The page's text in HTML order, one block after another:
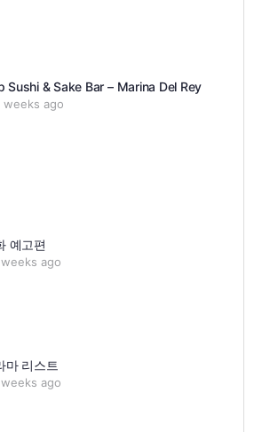
Sushi & Sake Bar – Marina Del Rey
weeks ago
예고편
ago
마 리스트
ago